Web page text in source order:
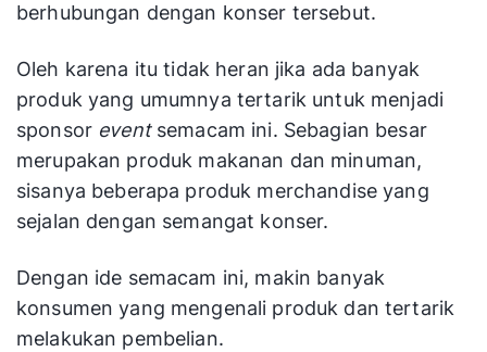
berhubungan dengan konser tersebut.
Oleh karena itu tidak heran jika ada banyak
produk yang umumnya tertarik untuk menjadi
sponsor event semacam ini. Sebagian besar
merupakan produk makanan dan minuman,
sisanya beberapa produk merchandise yang
sejalan dengan semangat konser.
Dengan ide semacam ini, makin banyak
konsumen yang mengenali produk dan tertarik
melakukan pembelian.